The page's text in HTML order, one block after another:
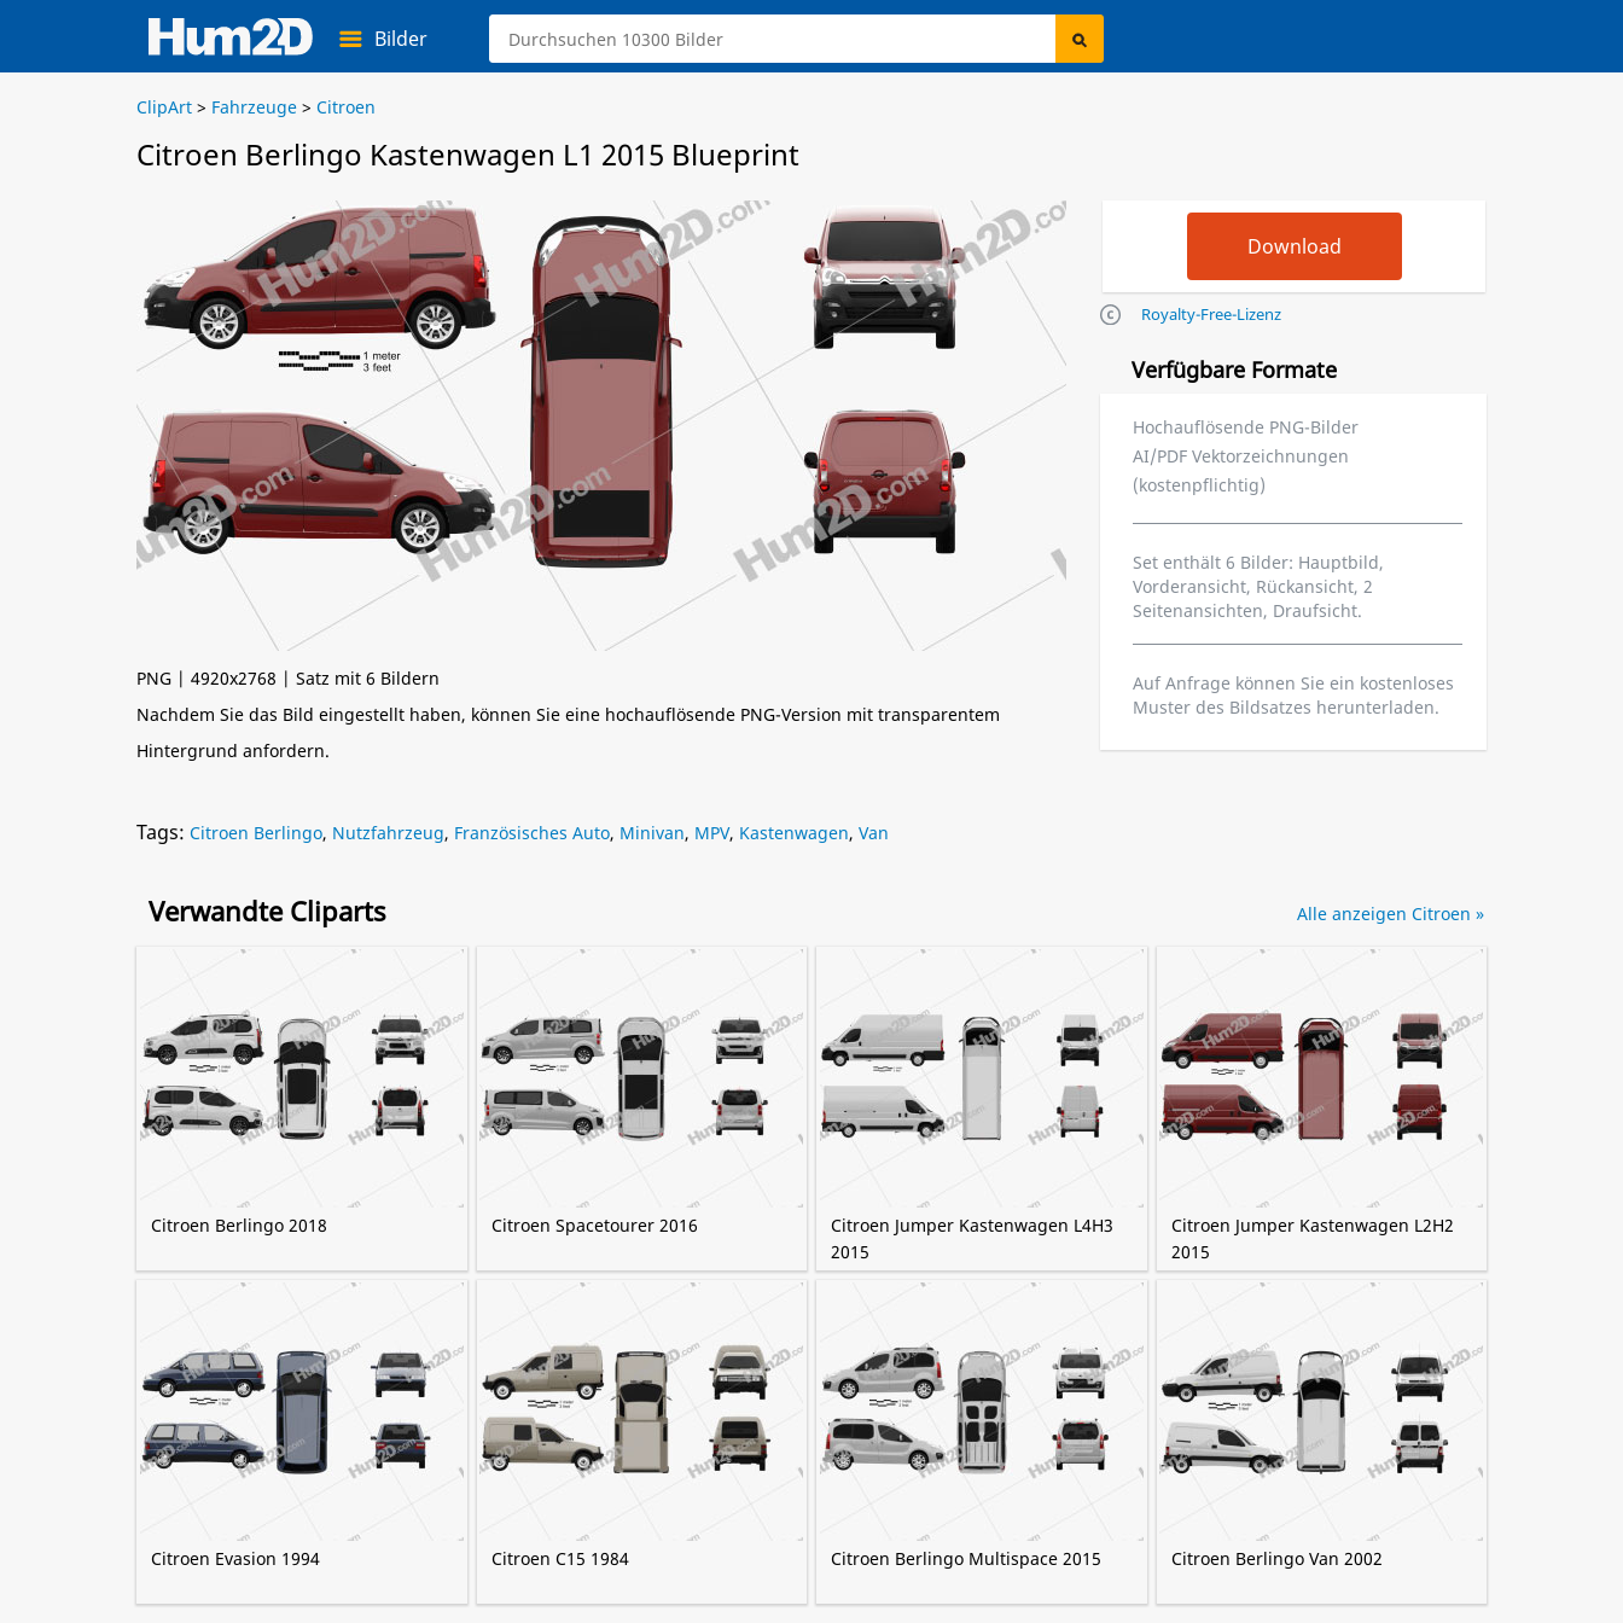
Bilder
ClipArt > Fahrzeuge > Citroen
Citroen Berlingo Kastenwagen L1 2015 Blueprint
PNG | 4920x2768 | Satz mit 6 Bildern
Nachdem Sie das Bild eingestellt haben, können Sie eine hochauflösende PNG-Version mit transparentem
Hintergrund anfordern.
Royalty-Free-Lizenz
Verfügbare Formate
Hochauflösende PNG-Bilder
AI/PDF Vektorzeichnungen
(kostenpflichtig)
Set enthält 6 Bilder: Hauptbild,
Vorderansicht, Rückansicht, 2
Seitenansichten, Draufsicht.
Auf Anfrage können Sie ein kostenloses
Muster des Bildsatzes herunterladen.
Tags: Citroen Berlingo, Nutzfahrzeug, Französisches Auto, Minivan, MPV, Kastenwagen, Van
Verwandte Cliparts
Citroen Berlingo 2018 Citroen Spacetourer 2016
Citroen Jumper Kastenwagen L4H3
2015
Citroen Jumper Kastenwagen L2H2
2015
Citroen Evasion 1994 Citroen C15 1984 Citroen Berlingo Multispace 2015 Citroen Berlingo Van 2002
Alle anzeigen Citroen »